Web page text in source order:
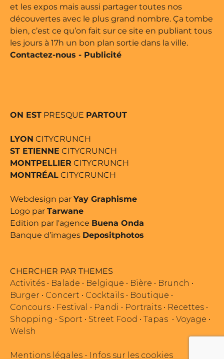
et les expos mais aussi partager toutes nos
découvertes avec le plus grand nombre. Ça tombe
bien, c’est ce qu’on fait sur ce site en publiant tous
les jours à 17h un bon plan sortie dans la ville.
Contactez-nous - Publicité
ON EST PRESQUE PARTOUT
LYON CITYCRUNCH
ST ETIENNE CITYCRUNCH
MONTPELLIER CITYCRUNCH
MONTRÉAL CITYCRUNCH
Webdesign par Yay Graphisme
Logo par Tarwane
Edition par l'agence Buena Onda
Banque d’images Depositphotos
CHERCHER PAR THEMES
Activités • Balade • Belgique • Bière • Brunch •
Burger • Concert • Cocktails • Boutique •
Concours • Festival • Pandi • Portraits • Recettes •
Shopping • Sport • Street Food • Tapas • Voyage •
Welsh
Mentions légales - Infos sur les cookies